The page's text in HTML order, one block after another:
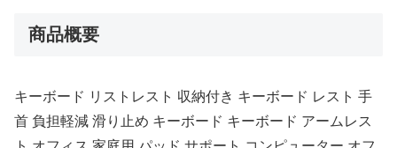
商品概要
キーボード リストレスト 収納付き キーボード レスト 手
首 負担軽減 滑り止め キーボード キーボード アームレス